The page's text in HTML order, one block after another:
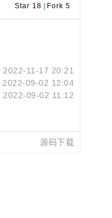
Star 18 Fork 5
2022-11-17 20:21
2022-09-02 12:04
2022-09-02 11:12
源码下载